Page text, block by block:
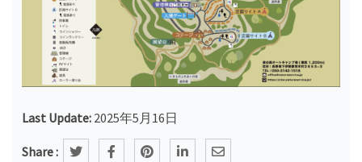
Last Update: 2025年5月16日
Share :